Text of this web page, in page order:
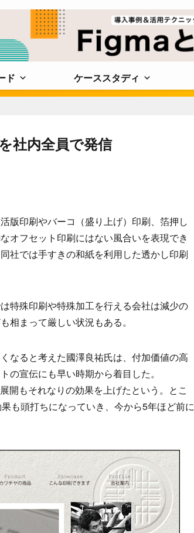
ド ケーススタディ
社内全員で発信
版印刷やバーコ（盛り上げ）印刷、箔押し
オフセット印刷にはない風合いを表現でき
社では手すきの和紙を利用した透かし印刷
特殊印刷や特殊加工を行える会社は減少の
相まって厳しい状況もある。
なると考えた國澤良祐氏は、付加価値の高
の宣伝にも早い時期から着目した。
開もそれなりの効果を上げたという。とこ
も頭打ちになっていき、今から5年ほど前に